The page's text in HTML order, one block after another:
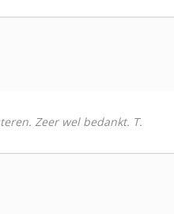
Zeer wel bedankt. T.